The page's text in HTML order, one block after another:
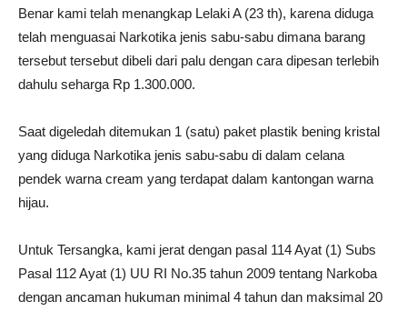
Benar kami telah menangkap Lelaki A (23 th), karena diduga
telah menguasai Narkotika jenis sabu-sabu dimana barang
tersebut tersebut dibeli dari palu dengan cara dipesan terlebih
dahulu seharga Rp 1.300.000.
Saat digeledah ditemukan 1 (satu) paket plastik bening kristal
yang diduga Narkotika jenis sabu-sabu di dalam celana
pendek warna cream yang terdapat dalam kantongan warna
hijau.
Untuk Tersangka, kami jerat dengan pasal 114 Ayat (1) Subs
Pasal 112 Ayat (1) UU RI No.35 tahun 2009 tentang Narkoba
dengan ancaman hukuman minimal 4 tahun dan maksimal 20